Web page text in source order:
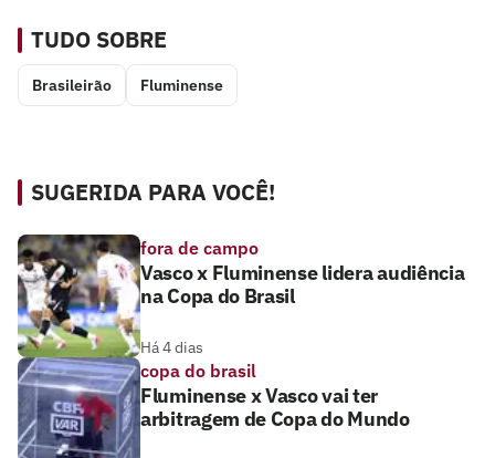
TUDO SOBRE
Brasileirão Fluminense
SUGERIDA PARA VOCÊ!
fora de campo
Vasco x Fluminense lidera audiência
na Copa do Brasil
Há 4 dias
copa do brasil
Fluminense x Vasco vai ter
arbitragem de Copa do Mundo